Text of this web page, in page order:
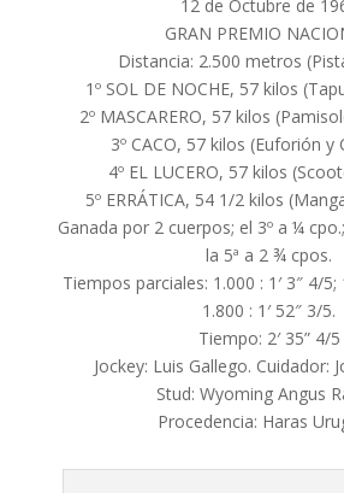
12 de Octubre de
GRAN PREMIO
Distancia: 2.500 metros
1º SOL DE NOCHE, 57 kilos
2º MASCARERO, 57 kilos
3º CACO, 57 kilos (Euforión y
4º EL LUCERO, 57 kilos
5º ERRÁTICA, 54 1/2 kilos
Ganada por 2 cuerpos; el 3º a ¼
la 5ª a 2 ¾ cpos.
Tiempos parciales: 1.000 : 1′ 3″ 4/5;
1.800 : 1′ 52″ 3/5.
Tiempo: 2′ 35” 4/5
Jockey: Luis Gallego. Cuidador:
Stud: Wyoming Angus
Procedencia: Haras